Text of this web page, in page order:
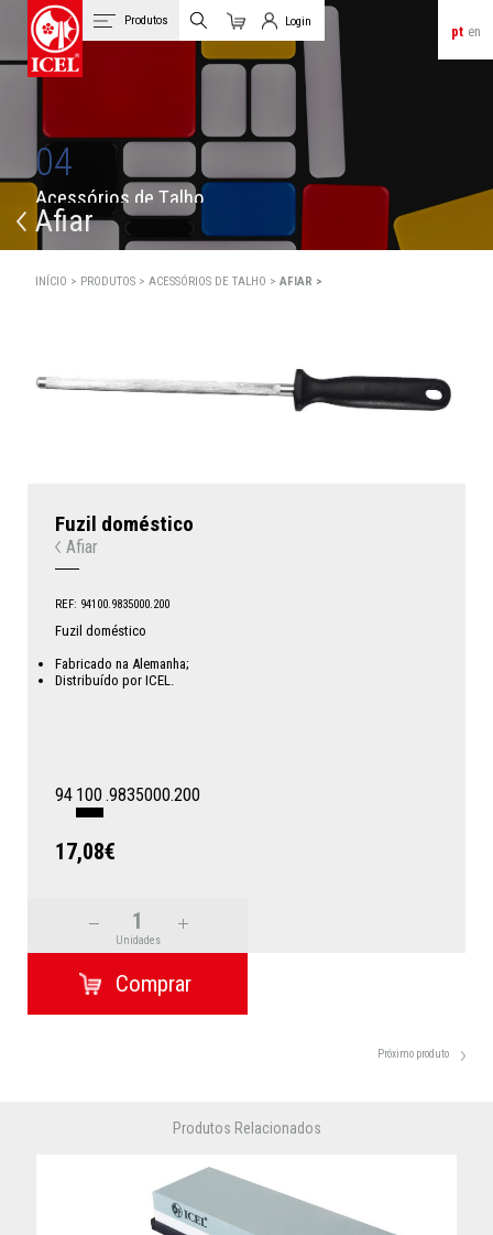
pt en
Produtos Login
Login de Clientes
04
Acessórios de Talho
Afiar
INÍCIO > PRODUTOS >ACESSÓRIOS DE TALHO >AFIAR >
Fuzil doméstico
Afiar
REF: 94100.9835000.200
Fuzil doméstico
Fabricado na Alemanha;
Distribuído por ICEL.
94 100 .9835000.200
17,08€
Unidades
Próximo produto
Produtos Relacionados